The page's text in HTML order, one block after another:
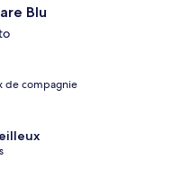
Blu
de compagnie